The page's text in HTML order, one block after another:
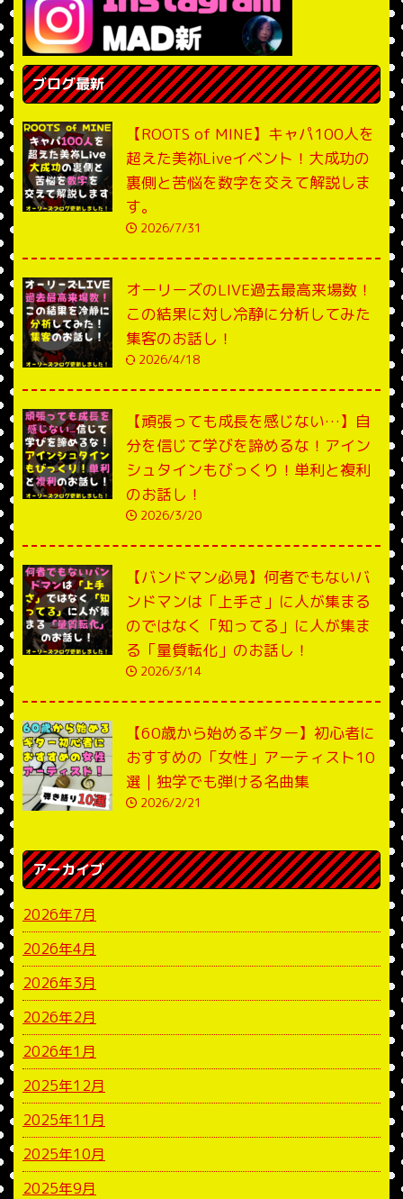
ブログ最新
【ROOTS of MINE】キャパ100人を
超えた美祢Liveイベント！大成功の
裏側と苦悩を数字を交えて解説しま
す。
2026/7/31
オーリーズのLIVE過去最高来場数！
この結果に対し冷静に分析してみた
集客のお話し！
2026/4/18
【頑張っても成長を感じない…】自
分を信じて学びを諦めるな！アイン
シュタインもびっくり！単利と複利
のお話し！
2026/3/20
【バンドマン必見】何者でもないバ
ンドマンは「上手さ」に人が集まる
のではなく「知ってる」に人が集ま
る「量質転化」のお話し！
2026/3/14
【60歳から始めるギター】初心者に
おすすめの「女性」アーティスト10
選｜独学でも弾ける名曲集
2026/2/21
アーカイブ
2026年7月
2026年4月
2026年3月
2026年2月
2026年1月
2025年12月
2025年11月
2025年10月
2025年9月